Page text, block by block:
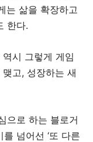
는 삶을 확장하고
한다.
시 그렇게 게임
고, 성장하는 새
으로 하는 블로거
넘어선 ‘또 다른